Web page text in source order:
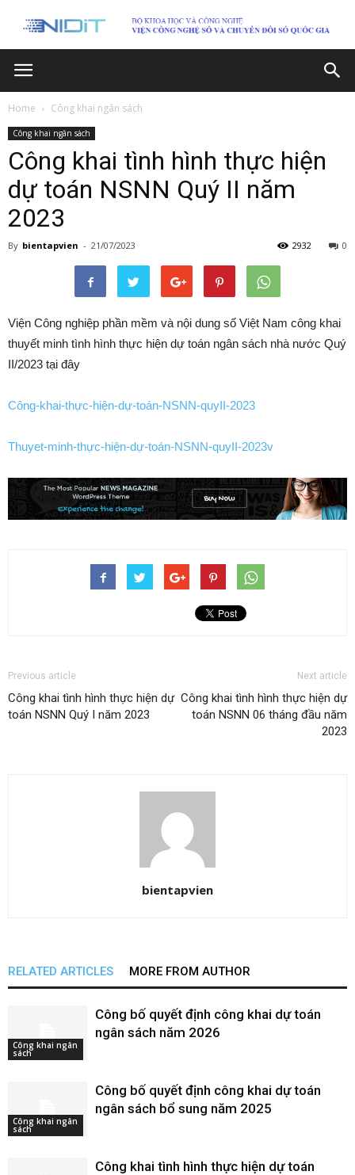
Home Công khai ngân sách
Công khai ngân sách
Công khai tình hình thực hiện
dự toán NSNN Quý II năm
2023
By bientapvien - 21/07/2023 0
2932
Viện Công nghiệp phần mềm và nội dung số Việt Nam công khai
thuyết minh tình hình thực hiện dự toán ngân sách nhà nước Quý
II/2023 tại đây
Công-khai-thực-hiện-dự-toán-NSNN-quyII-2023
Thuyet-minh-thực-hiện-dự-toán-NSNN-quyII-2023v
Previous article
Công khai tình hình thực hiện dự
toán NSNN Quý I năm 2023
Next article
Công khai tình hình thực hiện dự
toán NSNN 06 tháng đầu năm
2023
bientapvien
RELATED ARTICLES MORE FROM AUTHOR
Công khai ngân
sách
Công bố quyết định công khai dự toán
ngân sách năm 2026
Công khai ngân
sách
Công bố quyết định công khai dự toán
ngân sách bổ sung năm 2025
Công khai tình hình thực hiện dự toán